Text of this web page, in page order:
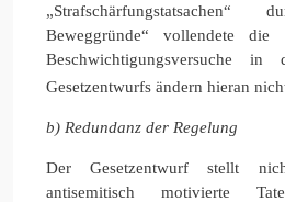
„Strafschärfungstatsachen“
Beweggründe“ vollendete die
Beschwichtigungsversuche
Gesetzentwurfs ändern hieran
b) Redundanz der Regelung
Der Gesetzentwurf stellt
antisemitisch motivierte